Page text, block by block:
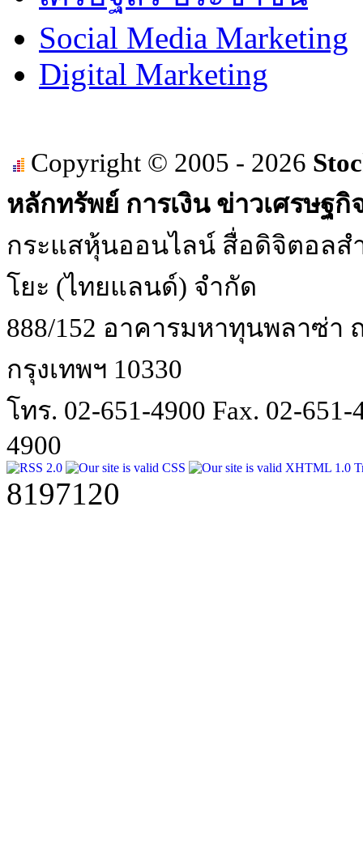
Social Media Marketing
Digital Marketing
Copyright © 2005 - 2026
หลักทรัพย์ การเงิน ข่าวเศรษฐกิ
กระแสหุ้นออนไลน์ สื่อดิจิตอล
โยะ (ไทยแลนด์) จำกัด
888/152 อาคารมหาทุนพลาซ่
กรุงเทพฯ 10330
โทร. 02-651-4900 Fax. 02-
4900
8197120